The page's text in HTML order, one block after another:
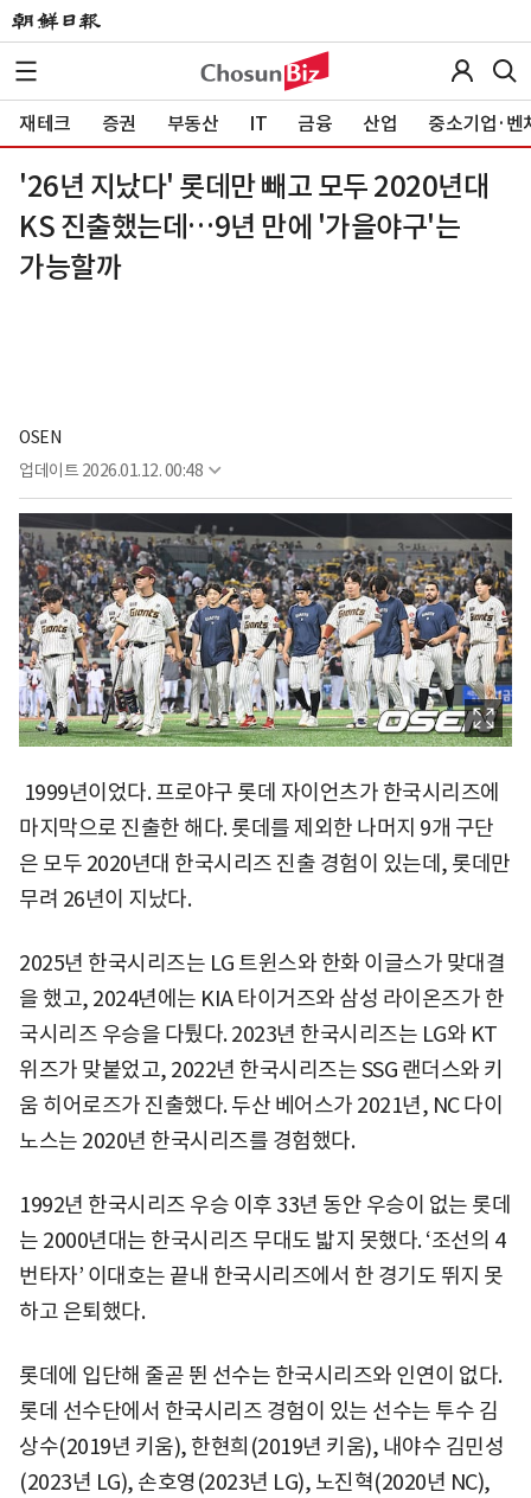
재테크 증권 부동산 IT 금융 산업 중소기업·벤
'26년 지났다' 롯데만 빼고 모두 2020년대
KS 진출했는데…9년 만에 '가을야구'는
가능할까
OSEN
업데이트 2026.01.12. 00:48
1999년이었다. 프로야구 롯데 자이언츠가 한국시리즈에
마지막으로 진출한 해다. 롯데를 제외한 나머지 9개 구단
은 모두 2020년대 한국시리즈 진출 경험이 있는데, 롯데만
무려 26년이 지났다.
2025년 한국시리즈는 LG 트윈스와 한화 이글스가 맞대결
을 했고, 2024년에는 KIA 타이거즈와 삼성 라이온즈가 한
국시리즈 우승을 다퉜다. 2023년 한국시리즈는 LG와 KT
위즈가 맞붙었고, 2022년 한국시리즈는 SSG 랜더스와 키
움 히어로즈가 진출했다. 두산 베어스가 2021년, NC 다이
노스는 2020년 한국시리즈를 경험했다.
1992년 한국시리즈 우승 이후 33년 동안 우승이 없는 롯데
는 2000년대는 한국시리즈 무대도 밟지 못했다. ‘조선의 4
번타자’ 이대호는 끝내 한국시리즈에서 한 경기도 뛰지 못
하고 은퇴했다.
롯데에 입단해 줄곧 뛴 선수는 한국시리즈와 인연이 없다.
롯데 선수단에서 한국시리즈 경험이 있는 선수는 투수 김
상수(2019년 키움), 한현희(2019년 키움), 내야수 김민성
(2023년 LG), 손호영(2023년 LG), 노진혁(2020년 NC),